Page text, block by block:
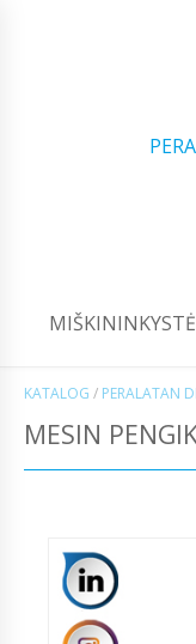
KATALOG / PERALATAN
MESIN